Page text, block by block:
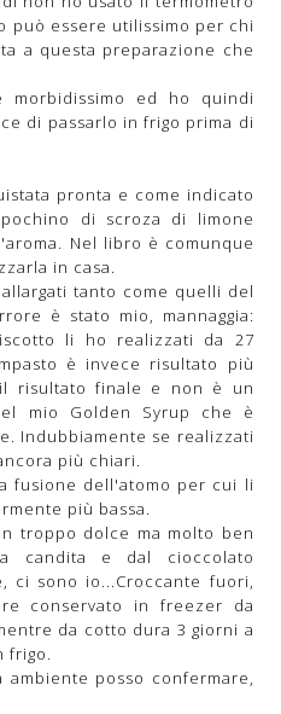
può essere utilissimo per chi
a questa preparazione che
ed ho quindi
di passarlo in frigo prima di
pronta e come indicato
di scroza di limone
Nel libro è comunque
in casa.
tanto come quelli del
è stato mio, mannaggia:
li ho realizzati da 27
è invece risultato più
risultato finale e non è un
mio Golden Syrup che è
Indubbiamente se realizzati
più chiari.
fusione dell'atomo per cui li
più bassa.
troppo dolce ma molto ben
candita e dal cioccolato
ci sono io...Croccante fuori,
conservato in freezer da
da cotto dura 3 giorni a
frigo.
posso confermare,